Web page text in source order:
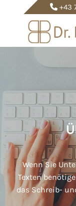
 +43
Wenn Sie
Texten
das Schreib-